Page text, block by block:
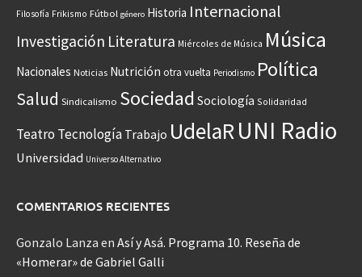
Filosofía Frikismo Fútbol género Historia Internacional
Investigación Literatura Miércoles de Música Música
Nacionales Noticias Nutrición otra vuelta Periodismo Política
Salud Sindicalismo Sociedad Sociología Solidaridad
Teatro Tecnología Trabajo UdelaRUNI Radio
Universidad Universo Alternativo
COMENTARIOS RECIENTES
Gonzalo Lanza en Así y Asá. Programa 10. Reseña de
«Homerar» de Gabriel Galli